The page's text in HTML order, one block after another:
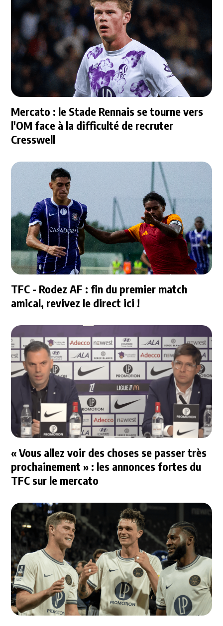
Mercato : le Stade Rennais se tourne vers
l'OM face à la difficulté de recruter
Cresswell
TFC - Rodez AF : fin du premier match
amical, revivez le direct ici !
« Vous allez voir des choses se passer très
prochainement » : les annonces fortes du
TFC sur le mercato